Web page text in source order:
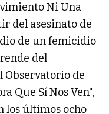
Ni Una
del asesinato de
de un femicidio
del
Observatorio de
Que Sí Nos Ven",
los últimos ocho